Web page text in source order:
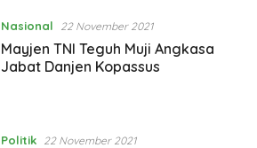
Nasional 22 November 2021
Mayjen TNI Teguh Muji Angkasa
Jabat Danjen Kopassus
Politik 22 November 2021